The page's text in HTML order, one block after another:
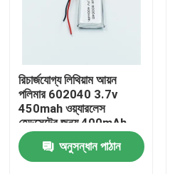
কারখানা পরিদর্শন
গুণমান নিয়ন্ত্রণ
রিচার্জযোগ্য লিথিয়াম আয়ন
পলিমার 602040 3.7v
450mah ওয়্যারলেস
হেডসেটের জন্য 400mAh
লিপো ব্যাটারি
অনুসন্ধান পাঠান